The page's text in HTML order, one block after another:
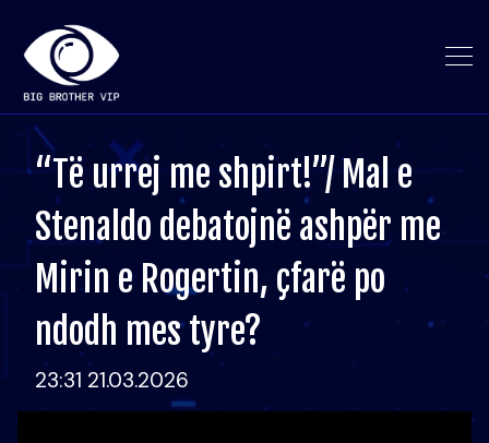
“Të urrej me shpirt!”/ Mal e
Stenaldo debatojnë ashpër me
Mirin e Rogertin, çfarë po
ndodh mes tyre?
23:31 21.03.2026